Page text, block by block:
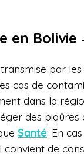
en Bolivie
par
cas de
dans la
des piqûres
Santé. En
de